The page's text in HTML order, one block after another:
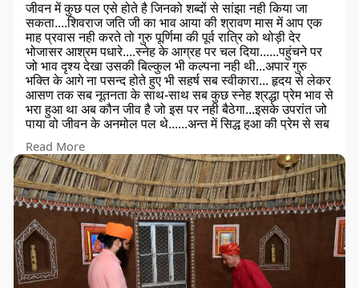
जीवन में कुछ पल एसे होते है जिनको शब्दों से सांझा नही किया जा
सकता....शिवराज जति जी का भाव आया की श्रावण मास में आप एक
माह प्रवास नही करते तो गुरु पूर्णिमा की पूर्व रात्रि को थोड़ी देर
भोजासर आश्रम पधारे....स्नेह के आग्रह पर चल दिया......पहुंचने पर
जो भाव दृश्य देखा उसकी बिल्कुल भी कल्पना नही थी...अपार गुरु
भक्ति के आगे ना पसन्द होते हुए भी सहर्ष सब स्वीकारा... हृदय से लेकर
आसण तक सब नूतनता के साथ-साथ सब कुछ स्नेह श्रद्धा प्रेम भाव से
भरा हुआ था अब कौन जीव है जो इस पर नही बैठेगा...इसके उपरांत जो
पाया वो जीवन के अनमोल पल थे......अन्त में सिद्ध हुआ की प्रेम से सब
आखिर कौन प्रसन्नता व्यक्त नही करेगा......पुलकित पल सौभाग्य से
मिलता है....नूतन साधु का जीवन अडिग होकर सनातन गोमाता राष्ट्र
को समर्पित हो एसी शुभ मंगल कामना के साथ...भक्तजनों की श्रद्धामय
उपस्थिति में भजन भाव की डुबकी में डूबना भी साधना का सा अहसास
था........ॐ नमो नारायण
ये सब गुरु शिष्य प्रेम प्रसाद सांझा करना
प्रदर्शन नही संस्कार स्थापित उद्देश्य समझना
आज का युवा पब प्यार में नही सनातन में शान्ति खोजे
अभिभावक भी संतानों को मानव बनाने संतो के पास भेजे
Read More